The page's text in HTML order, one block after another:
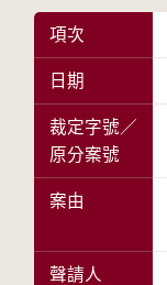
項次
日期
裁定字號／
原分案號
案由
聲請人